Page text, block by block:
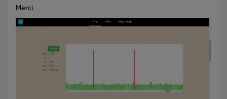
Merci.